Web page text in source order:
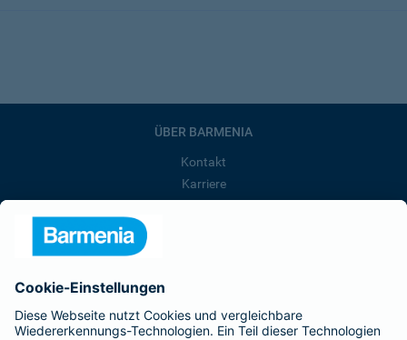
ÜBER BARMENIA
Kontakt
Karriere
Barmenia ist Teil der BarmeniaGothaer
BELIEBTE SEITEN